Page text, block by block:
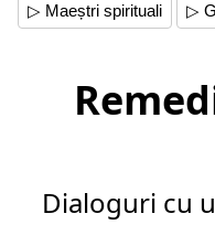
▷ Maeștri spirituali ▷
Dialoguri cu